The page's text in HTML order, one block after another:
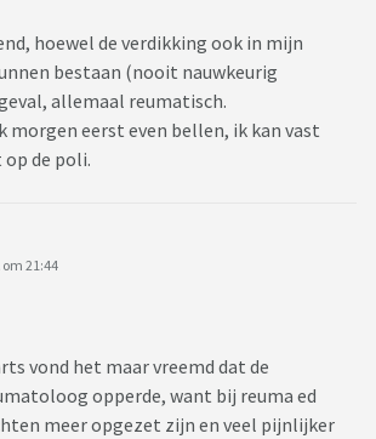
hoewel de verdikking ook in mijn
bestaan (nooit nauwkeurig
allemaal reumatisch.
morgen eerst even bellen, ik kan vast
de poli.
om 21:44
vond het maar vreemd dat de
opperde, want bij reuma ed
meer opgezet zijn en veel pijnlijker